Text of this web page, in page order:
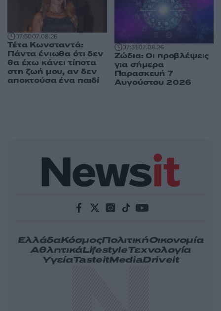
07:5007.08.26
Τέτα Κωνσταντά:
Πάντα ένιωθα ότι δεν
θα έχω κάνει τίποτα
στη ζωή μου, αν δεν
αποκτούσα ένα παιδί
07:3107.08.26
Ζώδια: Οι προβλέψεις
για σήμερα
Παρασκευή 7
Αυγούστου 2026
ΕλλάδαΚόσμοςΠολιτικήΟικονομία
ΑθλητικάLifestyleΤεχνολογία
ΥγείαTasteitMediaDriveit